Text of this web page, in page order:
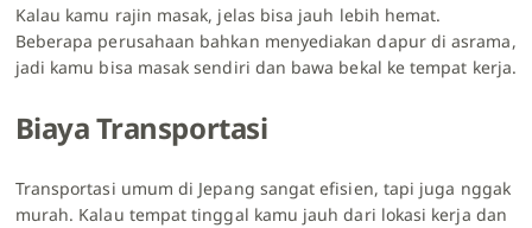
Kalau kamu rajin masak, jelas bisa jauh lebih hemat.
Beberapa perusahaan bahkan menyediakan dapur di asrama,
jadi kamu bisa masak sendiri dan bawa bekal ke tempat kerja.
Biaya Transportasi
Transportasi umum di Jepang sangat efisien, tapi juga nggak
murah. Kalau tempat tinggal kamu jauh dari lokasi kerja dan